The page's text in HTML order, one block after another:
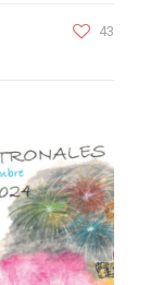
43